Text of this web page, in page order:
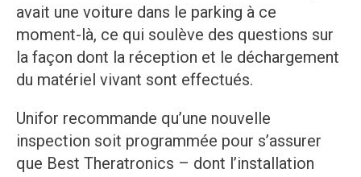
avait une voiture dans le parking à ce
moment-là, ce qui soulève des questions sur
la façon dont la réception et le déchargement
du matériel vivant sont effectués.
Unifor recommande qu’une nouvelle
inspection soit programmée pour s’assurer
que Best Theratronics – dont l’installation